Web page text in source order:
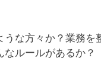
うな方々か？業務を
なルールがあるか？